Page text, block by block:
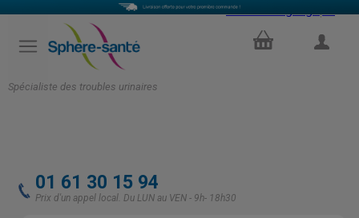
Spécialiste des troubles urinaires
Select Language
PANIER
01 61 30 15 94
Prix d'un appel local. Du LUN au VEN - 9h- 18h30